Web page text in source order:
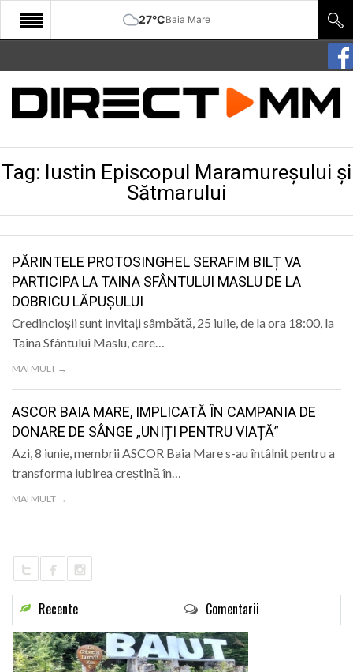
27°CBaia Mare
START
COMUNITATE
CULTURA
SANATATE
SPORT
SPECIAL
POLITIC
LIFE
Tag: Iustin Episcopul Maramureșului și
Sătmarului
PĂRINTELE PROTOSINGHEL SERAFIM BILȚ VA
PARTICIPA LA TAINA SFÂNTULUI MASLU DE LA
DOBRICU LĂPUȘULUI
Credincioșii sunt invitați sâmbătă, 25 iulie, de la ora 18:00, la
Taina Sfântului Maslu, care…
MAI MULT →
ASCOR BAIA MARE, IMPLICATĂ ÎN CAMPANIA DE
DONARE DE SÂNGE „UNIȚI PENTRU VIAȚĂ”
Azi, 8 iunie, membrii ASCOR Baia Mare s-au întâlnit pentru a
transforma iubirea creștină în…
MAI MULT →
Recente Comentarii